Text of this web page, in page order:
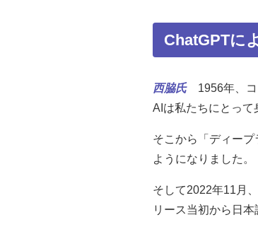
ChatGPTに
西脇氏 1956年、
AIは私たちにとって
そこから「ディー
ようになりました。
そして2022年11月
リース当初から日本